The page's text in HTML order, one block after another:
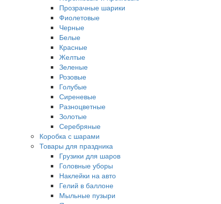
Прозрачные шарики
Фиолетовые
Черные
Белые
Красные
Желтые
Зеленые
Розовые
Голубые
Сиреневые
Разноцветные
Золотые
Серебряные
Коробка с шарами
Товары для праздника
Грузики для шаров
Головные уборы
Наклейки на авто
Гелий в баллоне
Мыльные пузыри